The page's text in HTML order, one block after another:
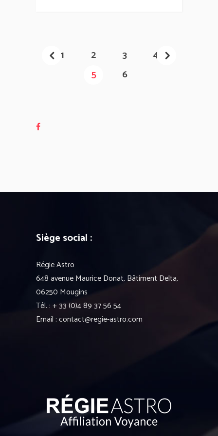
1 2 3
4
5
6
Siège social :
Régie Astro
648 avenue Maurice Donat, Bâtiment Delta,
06250 Mougins
Tél. : + 33 (0)4 89 37 56 54
Email : contact@regie-astro.com